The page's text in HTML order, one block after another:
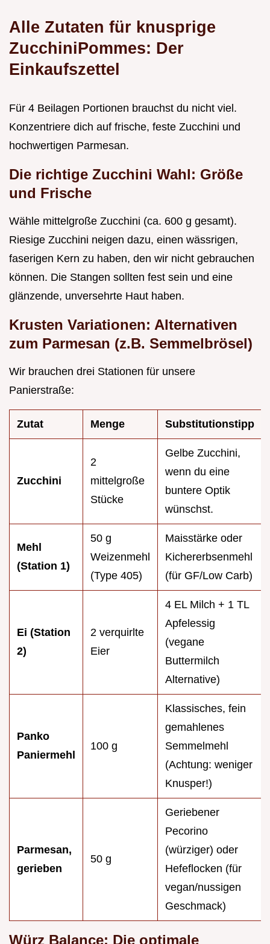
Alle Zutaten für knusprige
ZucchiniPommes: Der
Einkaufszettel
Für 4 Beilagen Portionen brauchst du nicht viel.
Konzentriere dich auf frische, feste Zucchini und
hochwertigen Parmesan.
Die richtige Zucchini Wahl: Größe
und Frische
Wähle mittelgroße Zucchini (ca. 600 g gesamt).
Riesige Zucchini neigen dazu, einen wässrigen,
faserigen Kern zu haben, den wir nicht gebrauchen
können. Die Stangen sollten fest sein und eine
glänzende, unversehrte Haut haben.
Krusten Variationen: Alternativen
zum Parmesan (z.B. Semmelbrösel)
Wir brauchen drei Stationen für unsere
Panierstraße:
Zutat Menge Substitutionstipp
Zucchini
2
mittelgroße
Stücke
Gelbe Zucchini,
wenn du eine
buntere Optik
wünschst.
Mehl
(Station 1)
50 g
Weizenmehl
(Type 405)
Maisstärke oder
Kichererbsenmehl
(für GF/Low Carb)
Ei (Station
2)
2 verquirlte
Eier
4 EL Milch + 1 TL
Apfelessig
(vegane
Buttermilch
Alternative)
Panko
Paniermehl
100 g
Klassisches, fein
gemahlenes
Semmelmehl
(Achtung: weniger
Knusper!)
Parmesan,
gerieben
50 g
Geriebener
Pecorino
(würziger) oder
Hefeflocken (für
vegan/nussigen
Geschmack)
Würz Balance: Die optimale